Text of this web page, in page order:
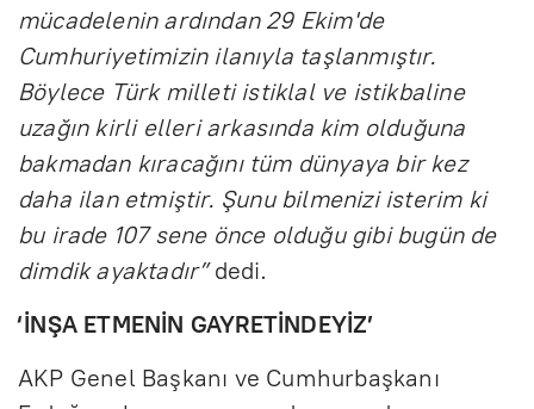
mücadelenin ardından 29 Ekim'de
Cumhuriyetimizin ilanıyla taşlanmıştır.
Böylece Türk milleti istiklal ve istikbaline
uzağın kirli elleri arkasında kim olduğuna
bakmadan kıracağını tüm dünyaya bir kez
daha ilan etmiştir. Şunu bilmenizi isterim ki
bu irade 107 sene önce olduğu gibi bugün de
dimdik ayaktadır”dedi.
‘İNŞA ETMENİN GAYRETİNDEYİZ’
AKP Genel Başkanı ve Cumhurbaşkanı